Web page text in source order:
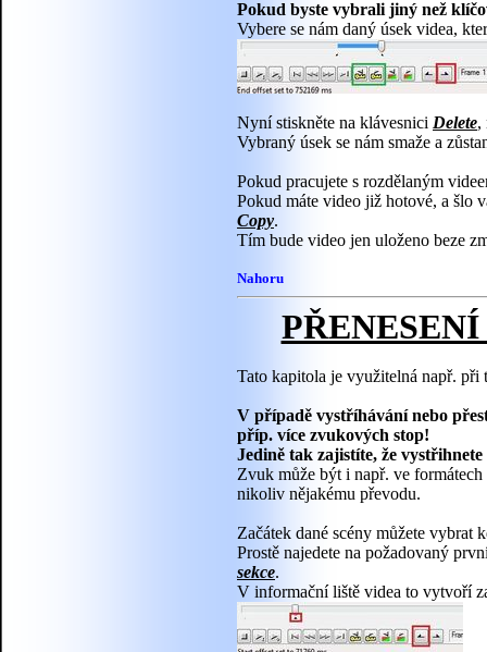
Pokud byste vybrali jiný než
Vybere se nám daný úsek videa,
Nyní stiskněte na klávesnici Delete,
Vybraný úsek se nám smaže a
Pokud pracujete s rozdělaným
Pokud máte video již hotové, a šlo
Copy.
Tím bude video jen uloženo beze
Nahoru
Tato kapitola je využitelná např. při
V případě vystříhávání nebo
příp. více zvukových stop!
Jedině tak zajistíte, že
Zvuk může být i např. ve
nikoliv nějakému převodu.
Začátek dané scény můžete vybrat
Prostě najedete na požadovaný
sekce.
V informační liště videa to vytvoří